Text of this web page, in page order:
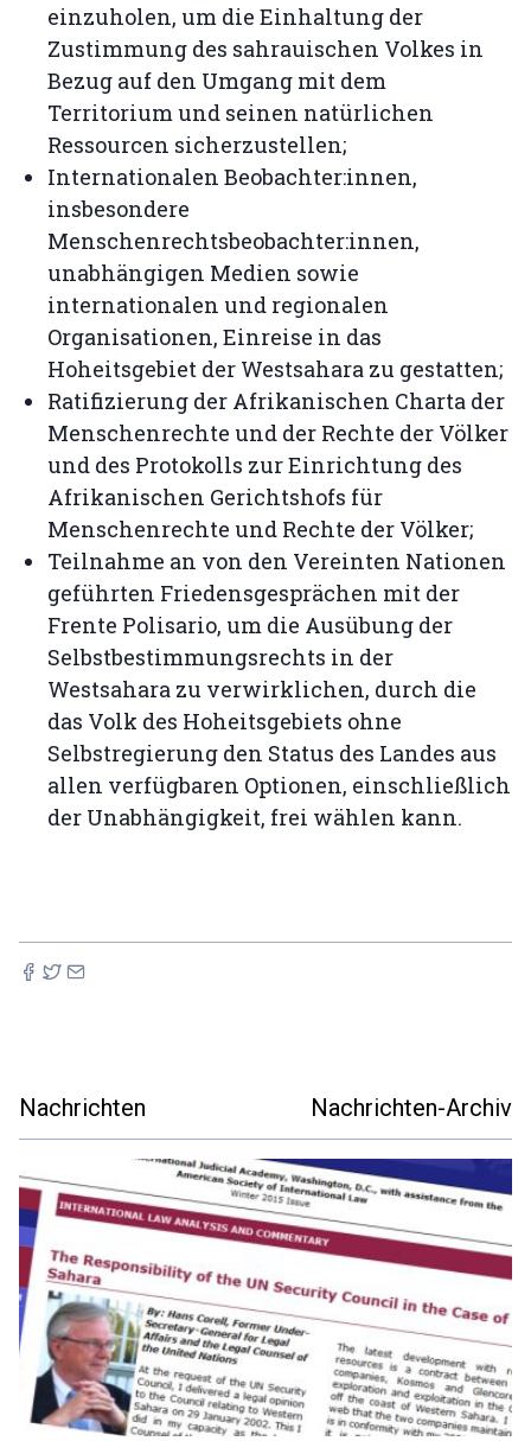
einzuholen, um die Einhaltung der
Zustimmung des sahrauischen Volkes in
Bezug auf den Umgang mit dem
Territorium und seinen natürlichen
Ressourcen sicherzustellen;
Internationalen Beobachter:innen,
insbesondere
Menschenrechtsbeobachter:innen,
unabhängigen Medien sowie
internationalen und regionalen
Organisationen, Einreise in das
Hoheitsgebiet der Westsahara zu gestatten;
Ratifizierung der Afrikanischen Charta der
Menschenrechte und der Rechte der Völker
und des Protokolls zur Einrichtung des
Afrikanischen Gerichtshofs für
Menschenrechte und Rechte der Völker;
Teilnahme an von den Vereinten Nationen
geführten Friedensgesprächen mit der
Frente Polisario, um die Ausübung der
Selbstbestimmungsrechts in der
Westsahara zu verwirklichen, durch die
das Volk des Hoheitsgebiets ohne
Selbstregierung den Status des Landes aus
allen verfügbaren Optionen, einschließlich
der Unabhängigkeit, frei wählen kann.
Nachrichten Nachrichten-Archiv